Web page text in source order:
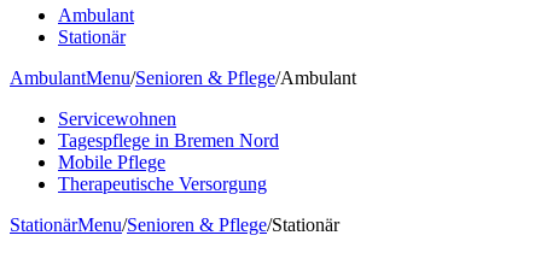
Ambulant
Stationär
AmbulantMenu/Senioren & Pflege/Ambulant
Servicewohnen
Tagespflege in Bremen Nord
Mobile Pflege
Therapeutische Versorgung
StationärMenu/Senioren & Pflege/Stationär